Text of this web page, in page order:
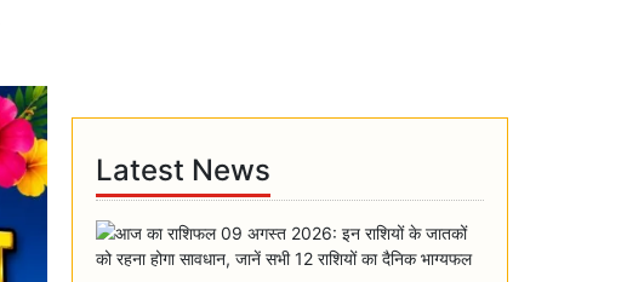
Latest News